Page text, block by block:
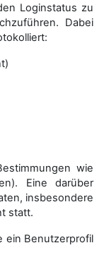
Loginstatus zu
Dabei
wie
Eine darüber
insbesondere
statt.
ein Benutzerprofil